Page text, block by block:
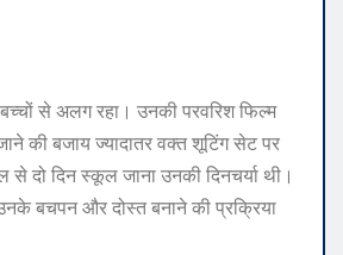
से अलग रहा। उनकी परवरिश फिल्म
की बजाय ज्यादातर वक्त शूटिंग सेट पर
से दो दिन स्कूल जाना उनकी दिनचर्या थी।
बचपन और दोस्त बनाने की प्रक्रिया